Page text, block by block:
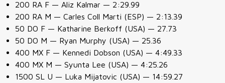
200 RA F — Aliz Kalmar — 2:29.99
200 RA M — Carles Coll Marti (ESP) — 2:13.39
50 DO F — Katharine Berkoff (USA) — 27.73
50 DO M — Ryan Murphy (USA) — 25.36
400 MX F — Kennedi Dobson (USA) — 4:49.33
400 MX M — Syunta Lee (USA) — 4:25.26
1500 SL U — Luka Mijatovic (USA) — 14:59.27